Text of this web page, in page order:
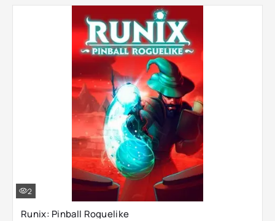
Runix: Pinball Roguelike
2